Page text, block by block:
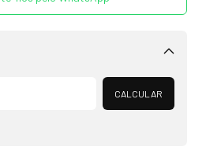
Alterar CEP
CALCULAR